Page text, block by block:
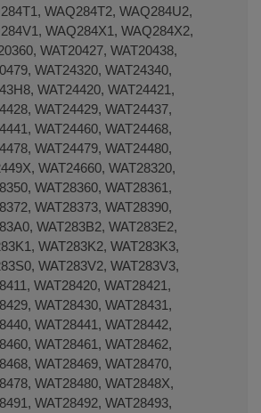
WAQ284T2, WAQ284U2,
WAQ284X1, WAQ284X2,
WAT20427, WAT20438,
WAT24320, WAT24340,
WAT24420, WAT24421,
WAT24429, WAT24437,
WAT24460, WAT24468,
WAT24479, WAT24480,
WAT24660, WAT28320,
WAT28360, WAT28361,
WAT28373, WAT28390,
WAT283B2, WAT283E2,
WAT283K2, WAT283K3,
WAT283V2, WAT283V3,
WAT28420, WAT28421,
WAT28430, WAT28431,
WAT28441, WAT28442,
WAT28461, WAT28462,
WAT28469, WAT28470,
WAT28480, WAT2848X,
WAT28492, WAT28493,